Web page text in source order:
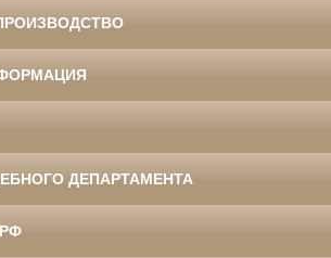
ДЕПАРТАМЕНТА